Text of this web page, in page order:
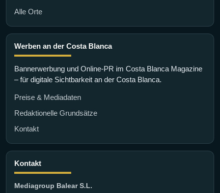
Alle Orte
Werben an der Costa Blanca
Bannerwerbung und Online-PR im Costa Blanca Magazine
– für digitale Sichtbarkeit an der Costa Blanca.
Preise & Mediadaten
Redaktionelle Grundsätze
Kontakt
Kontakt
Mediagroup Balear S.L.